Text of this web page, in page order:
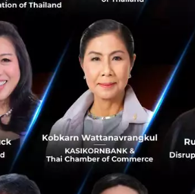
กมัดกับโมเดล LLM ใดๆ เป็นพิเศษ เ
วามต้องการของผู้ป่วยได้ดีที่สุดถึงจ
กนำมาพัฒนาเข้าด้วยกัน Synchron
ต่อสมองมนุษย์กับคอมพิวเตอร์ หรือ
ไหวร่างกายจำกัดสามารถควบคุมอุ
อต้นปีที่ผ่านมา และด้วยการประยุกต์เ